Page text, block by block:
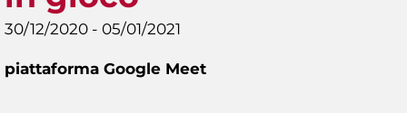
30/12/2020 - 05/01/2021
piattaforma Google Meet